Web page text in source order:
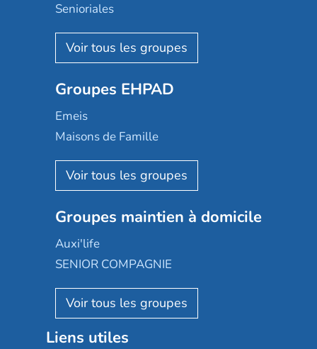
Senioriales
Nohée
Les Résidentiels
Mobicap
Domusvi
Happy Senior
Aquarelia
Nexity edenea
Les jardins d'Arcadie
Occitalia
Appartseniors
Reseda
Stella management
Les villages d'or
Groupes EHPAD
Emeis
Maisons de Famille
Korian
Emera
Groupe SOS
Le Noble Âge
Almage
Résidalya
Groupe aplus
Groupes maintien à domicile
Auxi'life
SENIOR COMPAGNIE
AGE D'OR Services
Liens utiles